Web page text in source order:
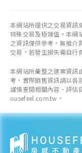
本網站所提供之交易資訊
特殊交易及極端值。本網
之資訊僅供參考，無推介
交易，若發生損失需自行
本網站所彙整之建案資訊
考，實際銷售資訊請以各
謹慎查閱相關內容、評估
ousefeel.com.tw。